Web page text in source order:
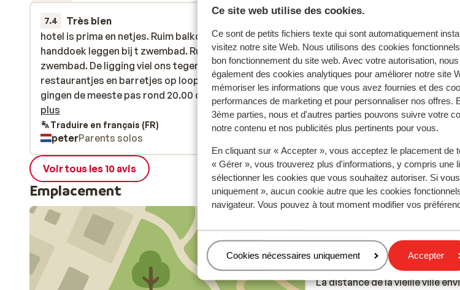
Ce site web utilise des cookies.
Ce sont de petits fichiers texte qui sont automatiquement
visitez notre site Web. Nous utilisons des cookies
bon fonctionnement du site web. Avec votre autorisation,
également des cookies analytiques pour améliorer notre site
mémoriser les informations que vous avez fournies et des
performances de marketing et pour personnaliser nos offres.
3ème parties, nous et d'autres parties pouvons suivre votre
notre contenu et nos publicités plus pertinents pour vous.
En cliquant sur « Accepter », vous acceptez le placement de
« Gérer », vous trouverez plus d'informations, y compris une
sélectionner les cookies que vous souhaitez autoriser. Si
uniquement », aucun cookie autre que les cookies
navigateur. Vous pouvez à tout moment modifier vos
Gérer
Cookies nécessaires uniquement Accepter
7.4 Très bien
hotel is prima en netjes. Ruim balkon. Geen gedoe met
handdoek leggen bij t zwembad. Rustige sfeer bij t
zwembad. De ligging viel ons tegen. er zijn een paar
restaurantjes en barretjes op loopafstand, echter
gingen de meeste pas rond 20.00 open. Met de taxi
naar playa des Ingles kost 9 euro. Daar is overdag 100 x
meer te doen, of gewoon gezellig zitten.
hotel is prima en netjes. Ruim balkon. Geen gedoe met
handdoek leggen bij t zwembad. Rustige sfeer bij t
zwembad. De ligging viel ons tegen. er zijn een paar
restaurantjes en barretjes op loopafstand, echter
gingen de meeste pas rond 20.00 open. Met de ta...
plus
Traduire en français (FR)
peterParents solos
Väldigt trevlig och hjälpsam
frukost.
Väldigt trevlig och hjälpsam
frukost.
Traduire en français (FR)
Voir tous les 10 avis
Emplacement
Distance de la plage environ
sable)
Distance du centre-ville:
La distance de la vieille ville